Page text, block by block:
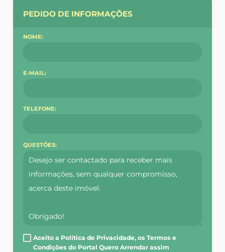
PEDIDO DE INFORMAÇÕES
NOME:
E-MAIL:
TELEFONE:
QUESTÕES:
Aceito a Política de Privacidade, os Termos e
Condições do Portal Quero Arrendar assim